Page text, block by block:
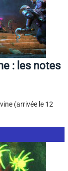
: les notes
(arrivée le 12